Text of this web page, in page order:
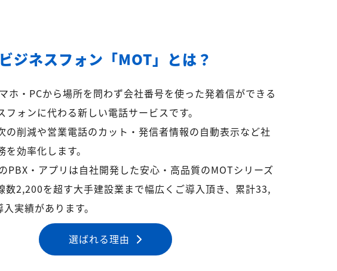
ビジネスフォン「MOT」とは？
ホ・PCから場所を問わず会社番号を使った発着信ができる
フォンに代わる新しい電話サービスです。
の削減や営業電話のカット・発信者情報の自動表示など社
効率化します。
PBX・アプリは自社開発した安心・高品質のMOTシリーズ
数2,200を超す大手建設業まで幅広くご導入頂き、累計33,
実績があります。
選ばれる理由